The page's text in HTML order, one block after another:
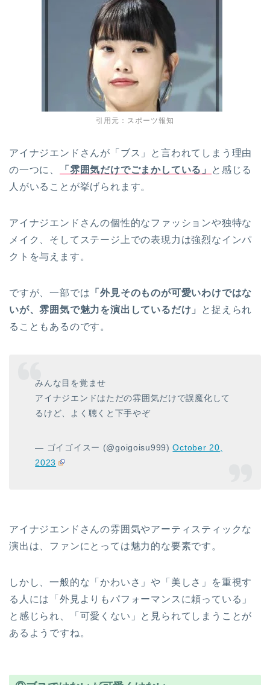
引用元：スポーツ報知
アイナジエンドさんが「ブス」と言われてしまう理由
の一つに、
「雰囲気だけでごまかしている」
と感じる
人がいることが挙げられます。
アイナジエンドさんの個性的なファッションや独特な
メイク、そしてステージ上での表現力は強烈なインパ
クトを与えます。
ですが、一部では 「外見そのものが可愛いわけではな
いが、雰囲気で魅力を演出しているだけ」
と捉えられ
ることもあるのです。
みんな目を覚ませ
アイナジエンドはただの雰囲気だけで誤魔化して
るけど、よく聴くと下手やぞ
— ゴイゴイスー (@goigoisu999)October 20,
2023
アイナジエンドさんの雰囲気やアーティスティックな
演出は、ファンにとっては魅力的な要素です。
しかし、一般的な「かわいさ」や「美しさ」を重視す
る人には「外見よりもパフォーマンスに頼っている」
と感じられ、「可愛くない」と見られてしまうことが
あるようですね。